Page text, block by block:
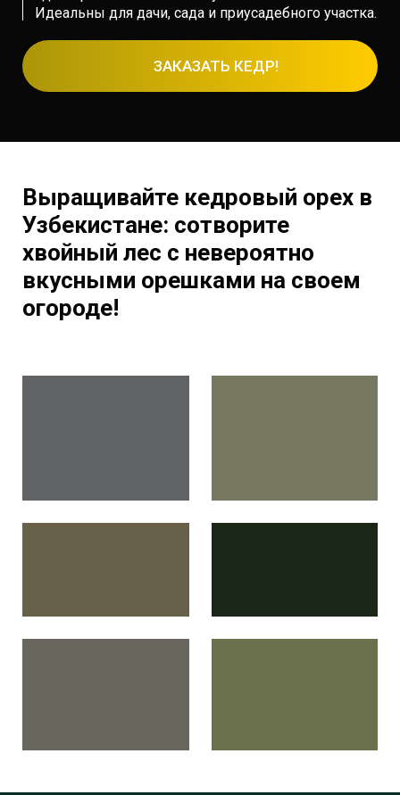
Идеальны для дачи, сада и приусадебного участка.
ЗАКАЗАТЬ КЕДР!
Выращивайте кедровый орех в
Узбекистане: сотворите
хвойный лес с невероятно
вкусными орешками на своем
огороде!